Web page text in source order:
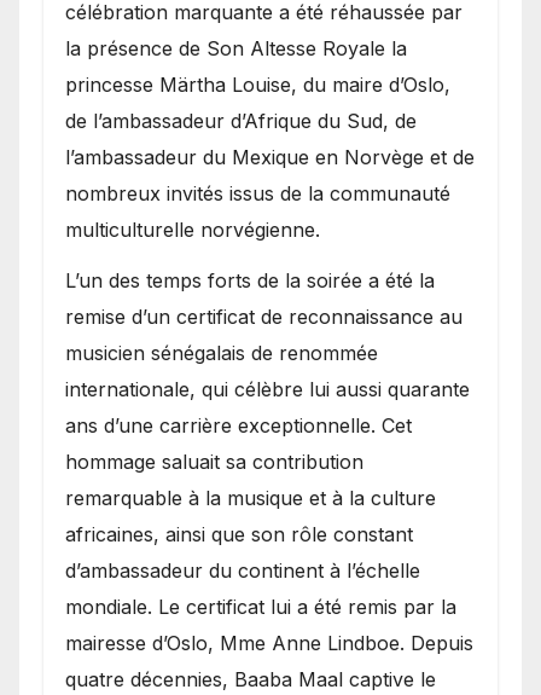
célébration marquante a été réhaussée par
la présence de Son Altesse Royale la
princesse Märtha Louise, du maire d’Oslo,
de l’ambassadeur d’Afrique du Sud, de
l’ambassadeur du Mexique en Norvège et de
nombreux invités issus de la communauté
multiculturelle norvégienne.
​L’un des temps forts de la soirée a été la
remise d’un certificat de reconnaissance au
musicien sénégalais de renommée
internationale, qui célèbre lui aussi quarante
ans d’une carrière exceptionnelle. Cet
hommage saluait sa contribution
remarquable à la musique et à la culture
africaines, ainsi que son rôle constant
d’ambassadeur du continent à l’échelle
mondiale. Le certificat lui a été remis par la
mairesse d’Oslo, Mme Anne Lindboe. Depuis
quatre décennies, Baaba Maal captive le